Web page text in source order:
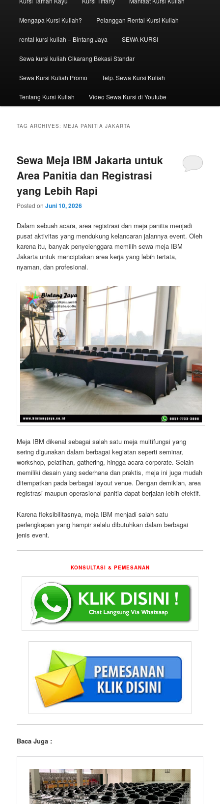
Mengapa Kursi Kuliah? Pelanggan Rental Kursi Kuliah
rental kursi kuliah – Bintang Jaya SEWA KURSI
Sewa kursi kuliah Cikarang Bekasi Standar
Sewa Kursi Kuliah Promo Telp. Sewa Kursi Kuliah
Tentang Kursi Kuliah Video Sewa Kursi di Youtube
TAG ARCHIVES:MEJA PANITIA JAKARTA
Sewa Meja IBM Jakarta untuk
Area Panitia dan Registrasi
yang Lebih Rapi
Posted onJuni 10, 2026
Dalam sebuah acara, area registrasi dan meja panitia menjadi
pusat aktivitas yang mendukung kelancaran jalannya event. Oleh
karena itu, banyak penyelenggara memilih sewa meja IBM
Jakarta untuk menciptakan area kerja yang lebih tertata,
nyaman, dan profesional.
Meja IBM dikenal sebagai salah satu meja multifungsi yang
sering digunakan dalam berbagai kegiatan seperti seminar,
workshop, pelatihan, gathering, hingga acara corporate. Selain
memiliki desain yang sederhana dan praktis, meja ini juga mudah
ditempatkan pada berbagai layout venue. Dengan demikian, area
registrasi maupun operasional panitia dapat berjalan lebih efektif.
Karena fleksibilitasnya, meja IBM menjadi salah satu
perlengkapan yang hampir selalu dibutuhkan dalam berbagai
jenis event.
KONSULTASI & PEMESANAN
Baca Juga :